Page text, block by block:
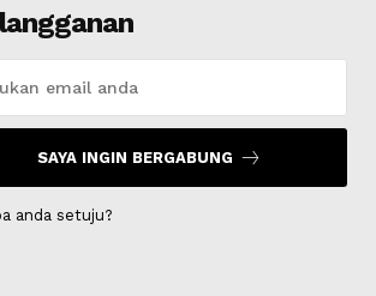
SAYA INGIN BERGABUNG
anda setuju?